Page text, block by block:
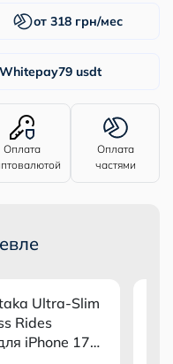
от 318 грн/мес
79 usdt
Оплата
Оплата
частями
Ultra-Slim
Rides
iPhone 17